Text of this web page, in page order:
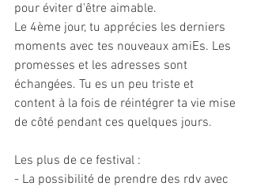
pour éviter d'être aimable.
Le 4ème jour, tu apprécies les derniers
moments avec tes nouveaux amiEs. Les
promesses et les adresses sont
échangées. Tu es un peu triste et
content à la fois de réintégrer ta vie mise
de côté pendant ces quelques jours.
Les plus de ce festival :
- La possibilité de prendre des rdv avec